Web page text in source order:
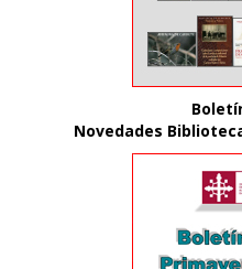
Novedades